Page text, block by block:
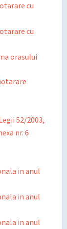
cu
cu
orasului
52/2003,
nr. 6
in anul
in anul
in anul